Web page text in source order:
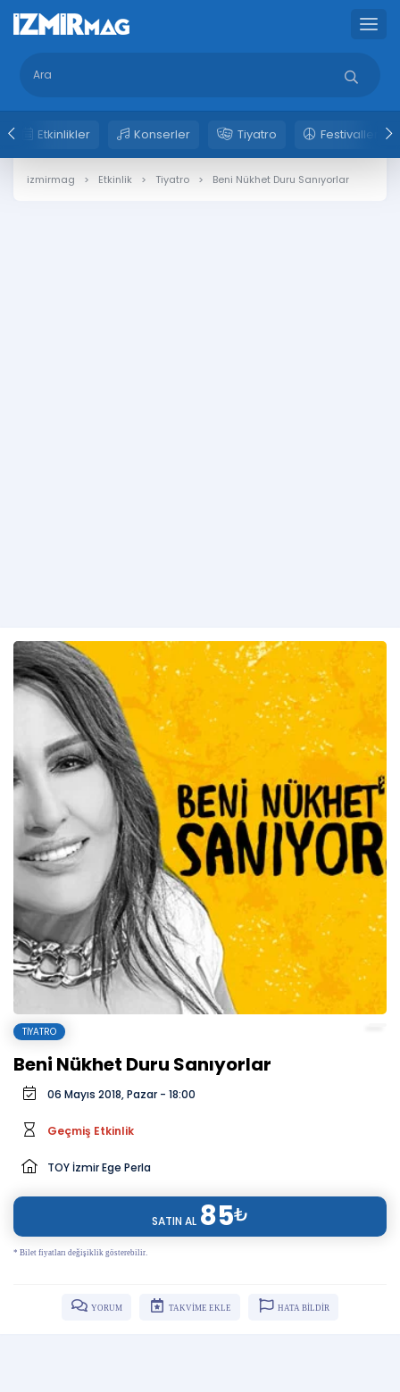
Etkinlikler Konserler Tiyatro Festivaller
izmirmag Etkinlik Tiyatro Beni Nükhet Duru Sanıyorlar
TIYATRO
Beni Nükhet Duru Sanıyorlar
06 Mayıs 2018, Pazar - 18:00
Geçmiş Etkinlik
TOY İzmir Ege Perla
SATIN AL 85₺
* Bilet fiyatları değişiklik gösterebilir.
YORUM TAKVİME EKLE HATA BİLDİR